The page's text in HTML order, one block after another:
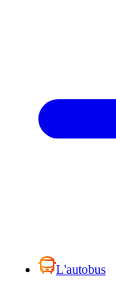
L'autobus